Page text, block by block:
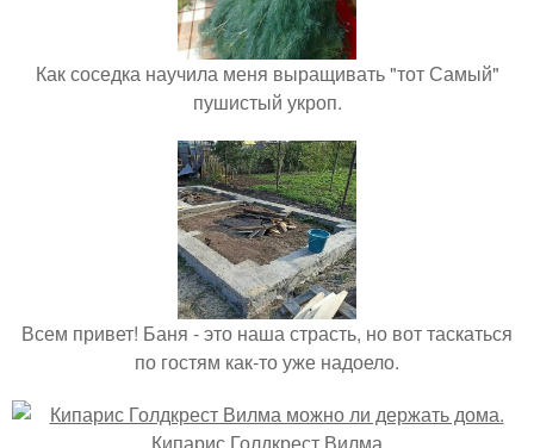
Как соседка научила меня выращивать "тот Самый"
пушистый укроп.
Всем привет! Баня - это наша страсть, но вот таскаться
по гостям как-то уже надоело.